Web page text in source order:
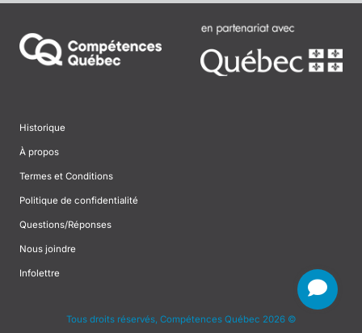
Historique
À propos
Termes et Conditions
Politique de confidentialité
Questions/Réponses
Nous joindre
Infolettre
Tous droits réservés, Compétences Québec 2026 ©